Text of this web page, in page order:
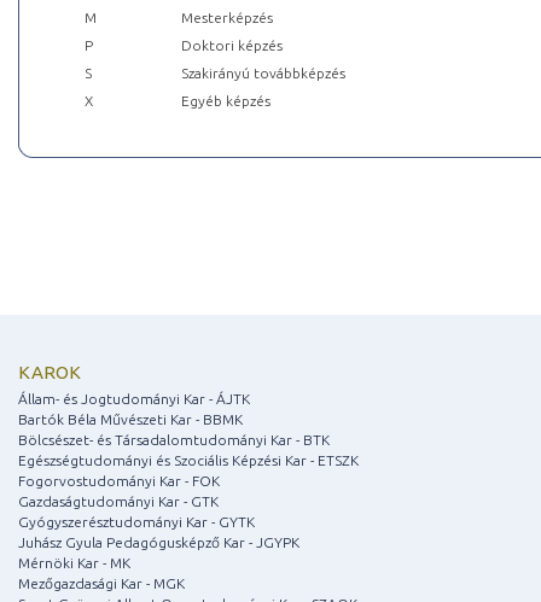
M
Mesterképzés
P
Doktori képzés
S
Szakirányú továbbképzés
X
Egyéb képzés
KAROK
Állam- és Jogtudományi Kar - ÁJTK
Bartók Béla Művészeti Kar - BBMK
Bölcsészet- és Társadalomtudományi Kar - BTK
Egészségtudományi és Szociális Képzési Kar - ETSZK
Fogorvostudományi Kar - FOK
Gazdaságtudományi Kar - GTK
Gyógyszerésztudományi Kar - GYTK
Juhász Gyula Pedagógusképző Kar - JGYPK
Mérnöki Kar - MK
Mezőgazdasági Kar - MGK